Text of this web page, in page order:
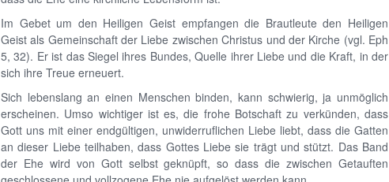
Im Gebet um den Heiligen Geist empfangen die Brautleute den Heiligen
Geist als Gemeinschaft der Liebe zwischen Christus und der Kirche (vgl. Eph
5, 32). Er ist das Siegel ihres Bundes, Quelle ihrer Liebe und die Kraft, in der
sich ihre Treue erneuert.
Sich lebenslang an einen Menschen binden, kann schwierig, ja unmöglich
erscheinen. Umso wichtiger ist es, die frohe Botschaft zu verkünden, dass
Gott uns mit einer endgültigen, unwiderruflichen Liebe liebt, dass die Gatten
an dieser Liebe teilhaben, dass Gottes Liebe sie trägt und stützt. Das Band
der Ehe wird von Gott selbst geknüpft, so dass die zwischen Getauften